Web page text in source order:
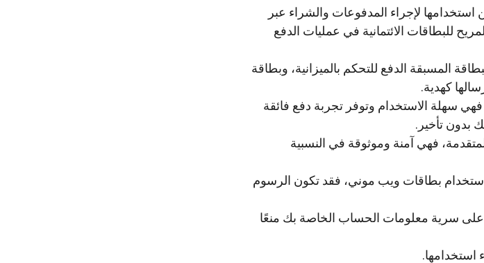
لإجراء المدفوعات والشراء عبر
للبطاقات الائتمانية في عمليات الدفع
المسبقة الدفع للتحكم بالميزانية، وبطاقة
كهدية.
سهلة الاستخدام وتوفر تجربة دفع فائقة
بدون تأخير.
فهي آمنة وموثوقة في النسبية
بطاقات ويب موني، فقد تكون الرسوم
سرية معلومات الحساب الخاصة بك منعًا
استخدامها.